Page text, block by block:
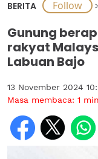
BERITA
Gunung
rakyat
Labuan Bajo
13 November 2024
Masa membaca: 1